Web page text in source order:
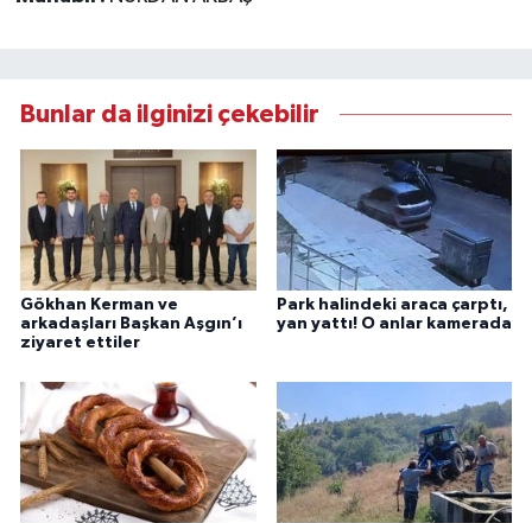
Bunlar da ilginizi çekebilir
Gökhan Kerman ve
arkadaşları Başkan Aşgın’ı
ziyaret ettiler
Park halindeki araca çarptı,
yan yattı! O anlar kamerada